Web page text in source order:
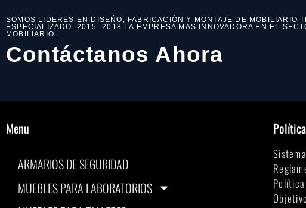
SOMOS LIDERES EN DISEÑO, FABRICACIÓN Y MONTAJE DE MOBILIARIO
ESPECIALIZADO. 2015 -2018 LA EMPRESA MAS INNOVADORA EN EL
MOBILIARIO.
Contáctanos Ahora
Menu
ARMARIOS DE SEGURIDAD
MUEBLES PARA LABORATORIOS